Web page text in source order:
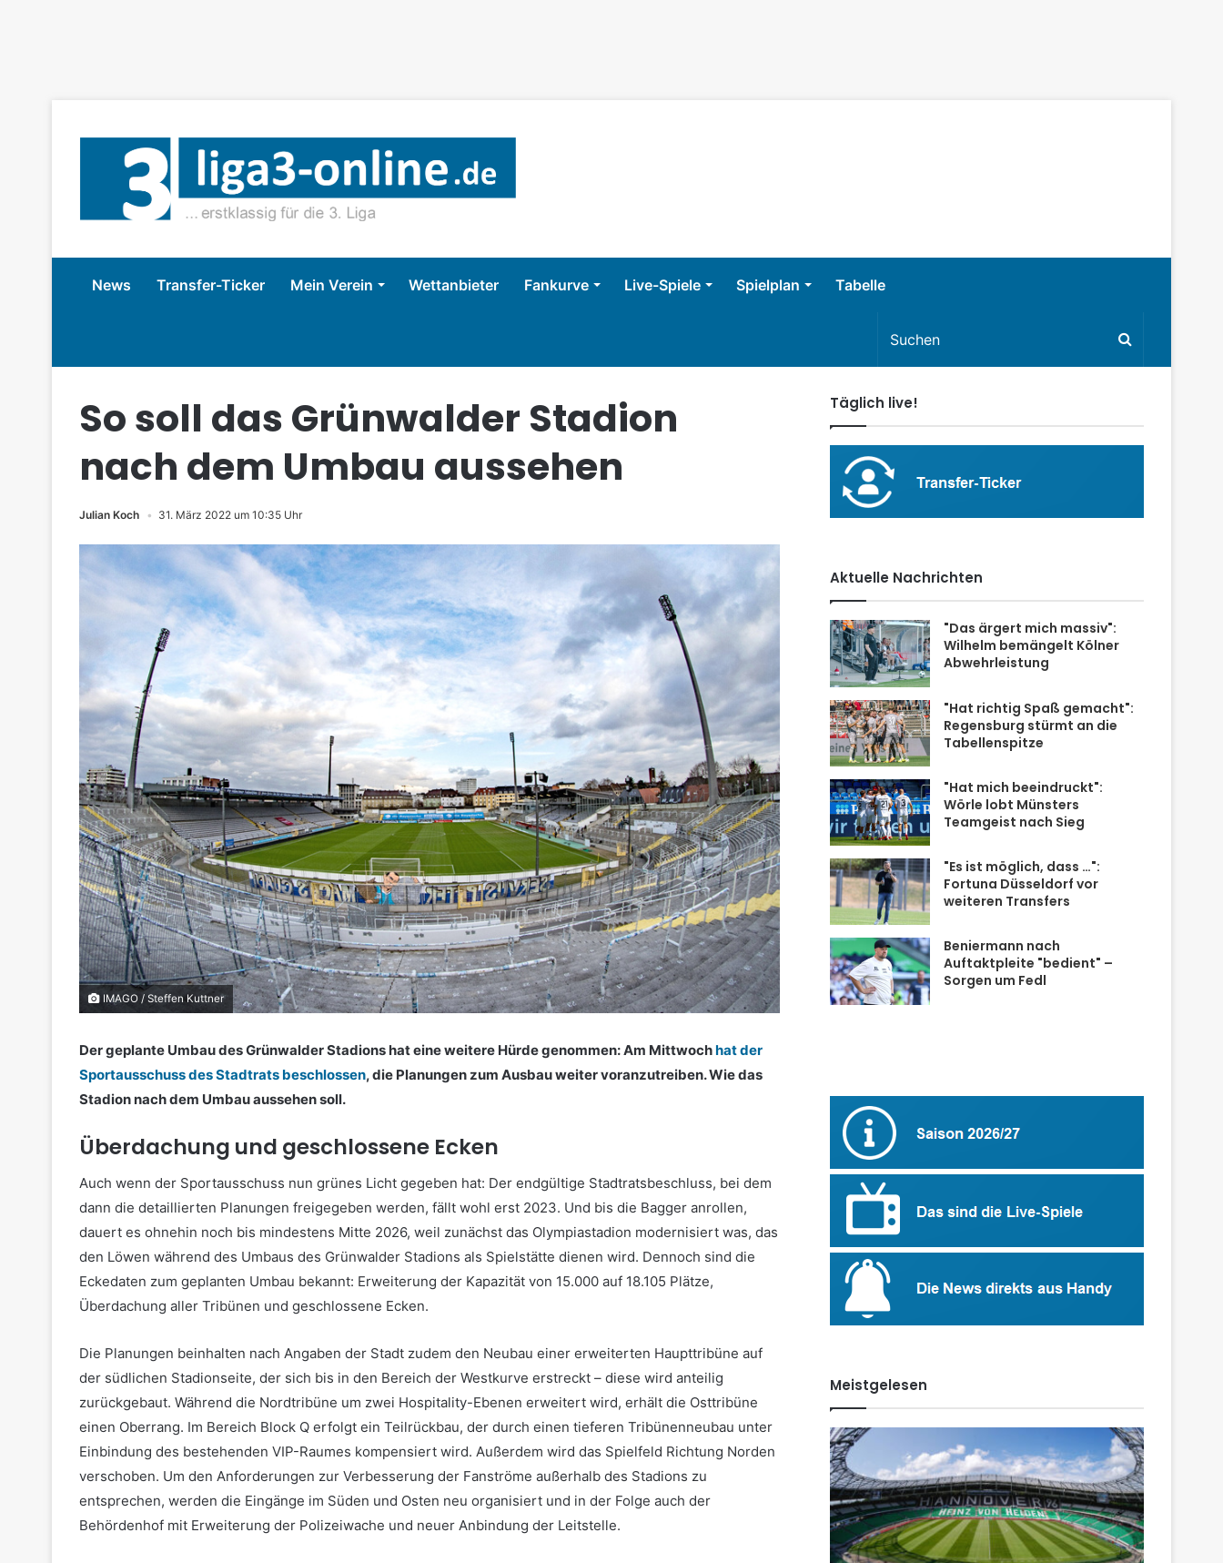
News Transfer-Ticker Mein Verein Wettanbieter Fankurve Live-Spiele Spielplan Tabelle
So soll das Grünwalder Stadion
nach dem Umbau aussehen
Julian Koch 31. März 2022 um 10:35 Uhr
IMAGO / Steffen Kuttner
Der geplante Umbau des Grünwalder Stadions hat eine weitere Hürde genommen: Am Mittwochhat der
Sportausschuss des Stadtrats beschlossen, die Planungen zum Ausbau weiter voranzutreiben. Wie das
Stadion nach dem Umbau aussehen soll.
Überdachung und geschlossene Ecken
Auch wenn der Sportausschuss nun grünes Licht gegeben hat: Der endgültige Stadtratsbeschluss, bei dem
dann die detaillierten Planungen freigegeben werden, fällt wohl erst 2023. Und bis die Bagger anrollen,
dauert es ohnehin noch bis mindestens Mitte 2026, weil zunächst das Olympiastadion modernisiert was, das
den Löwen während des Umbaus des Grünwalder Stadions als Spielstätte dienen wird. Dennoch sind die
Eckedaten zum geplanten Umbau bekannt: Erweiterung der Kapazität von 15.000 auf 18.105 Plätze,
Überdachung aller Tribünen und geschlossene Ecken.
Die Planungen beinhalten nach Angaben der Stadt zudem den Neubau einer erweiterten Haupttribüne auf
der südlichen Stadionseite, der sich bis in den Bereich der Westkurve erstreckt – diese wird anteilig
zurückgebaut. Während die Nordtribüne um zwei Hospitality-Ebenen erweitert wird, erhält die Osttribüne
einen Oberrang. Im Bereich Block Q erfolgt ein Teilrückbau, der durch einen tieferen Tribünenneubau unter
Einbindung des bestehenden VIP-Raumes kompensiert wird. Außerdem wird das Spielfeld Richtung Norden
verschoben. Um den Anforderungen zur Verbesserung der Fanströme außerhalb des Stadions zu
entsprechen, werden die Eingänge im Süden und Osten neu organisiert und in der Folge auch der
Behördenhof mit Erweiterung der Polizeiwache und neuer Anbindung der Leitstelle.
Täglich live!
Aktuelle Nachrichten
"Das ärgert mich massiv":
Wilhelm bemängelt Kölner
Abwehrleistung
"Hat richtig Spaß gemacht":
Regensburg stürmt an die
Tabellenspitze
"Hat mich beeindruckt":
Wörle lobt Münsters
Teamgeist nach Sieg
"Es ist möglich, dass …":
Fortuna Düsseldorf vor
weiteren Transfers
Beniermann nach
Auftaktpleite "bedient" –
Sorgen um Fedl
Meistgelesen